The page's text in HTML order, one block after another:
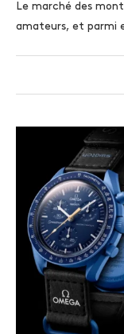
Le marché des
amateurs, et parmi